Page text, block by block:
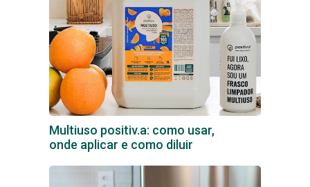
Multiuso positiv.a: como usar,
onde aplicar e como diluir